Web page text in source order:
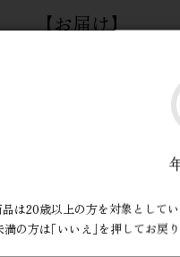
【お届け】
ご寄附をいた
お礼の品の発
いただいたご寄
品は20歳以上の方を対象として
満の方は｢いいえ｣を押してお戻り